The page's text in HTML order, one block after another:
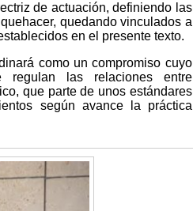
de actuación, definiendo las
quedando vinculados a
en el presente texto.
como un compromiso cuyo
regulan las relaciones entre
que parte de unos estándares
según avance la práctica